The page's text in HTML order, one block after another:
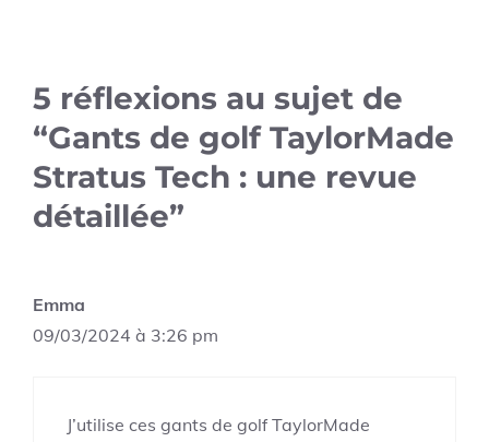
5 réflexions au sujet de
“Gants de golf TaylorMade
Stratus Tech : une revue
détaillée”
Emma
09/03/2024 à 3:26 pm
J’utilise ces gants de golf TaylorMade